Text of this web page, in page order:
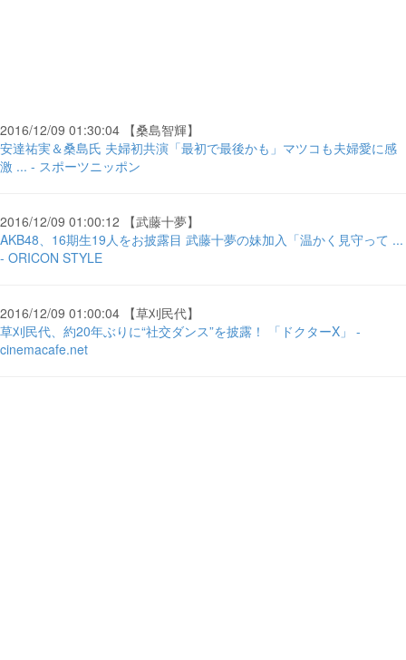
2016/12/09 01:30:04 【桑島智輝】
安達祐実＆桑島氏 夫婦初共演「最初で最後かも」マツコも夫婦愛に感
激 ... - スポーツニッポン
2016/12/09 01:00:12 【武藤十夢】
AKB48、16期生19人をお披露目 武藤十夢の妹加入「温かく見守って ...
- ORICON STYLE
2016/12/09 01:00:04 【草刈民代】
草刈民代、約20年ぶりに“社交ダンス”を披露！ 「ドクターX」 -
cinemacafe.net